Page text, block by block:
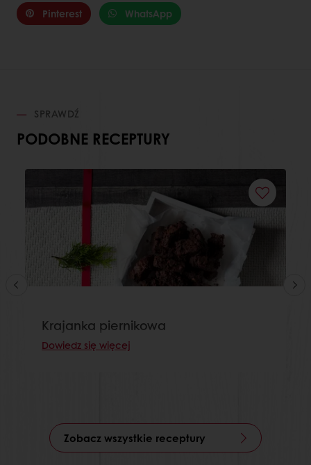
Pinterest WhatsApp
SPRAWDŹ
PODOBNE RECEPTURY
Krajanka piernikowa
Dowiedz się więcej
Zobacz wszystkie receptury